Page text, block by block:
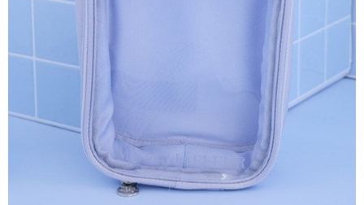
１．透過由恩沛科技股份有限公司提供之「AFTEE先享後付」服務完成之交
易，需依本服務之必要範圍內提供個人資料，並將交易相關給付款項請求債
權轉讓予恩沛科技股份有限公司。
https://aftee.tw/terms/#terms3
３．未成年的使用者請事先徵得法定代理人或監護人之同意方可使用
「AFTEE先享後付」，若未經同意申辦者引起之損失，本公司不負相關責
４．使用「AFTEE先享後付」時，將依據個別帳號之用戶狀況，依本公司即
時審查核予不同之上限額度；若仍有額度不足之情形，本公司將視審查結果
請求用戶進行身份認證。
５．嚴禁一人註冊多個帳號或使用他人資訊註冊。若發現惡意使用之情形，
7-11純取貨
每筆NT$60，滿NT$1,500(含以上)免運費
宅配
每筆NT$90，滿NT$1,500(含以上)免運費